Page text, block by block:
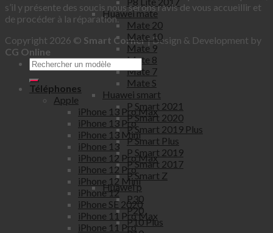
Huawei mate
Mate 20
Mate 10
Mate 9
Mate 8
Mate 7
Mate S
Huawei smart
P Smart 2021
P Smart 2020
P Smart 2019 Plus
P Smart Plus
P Smart 2019
P Smart 2017
P Smart Z
Huawei p
P30
P20
P10 Plus
s’il y présente des soucis nous serons ravis de vous accueillir et
de procéder à la réparation.
Copyright 2026 © Smart Corner| Design & Development by
CG Online
Téléphones
Apple
iPhone 13 Pro Max
iPhone 13 Pro
iPhone 13 Mini
iPhone 13
iPhone 12 Pro Max
iPhone 12 Pro
iPhone 12 Mini
iPhone 12
iPhone SE 2020
iPhone 11 Pro Max
iPhone 11 Pro